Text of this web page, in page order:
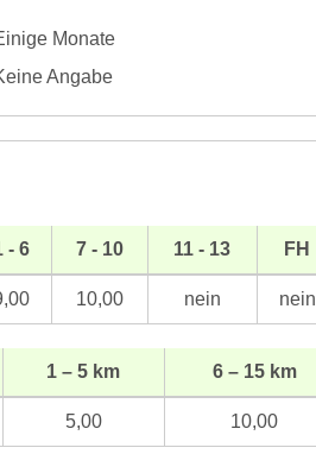
Monate
Angabe
- 6 7 - 10 11 - 13 FH
10,00 nein nein
1 – 5 km 6 – 15 km
5,00 10,00